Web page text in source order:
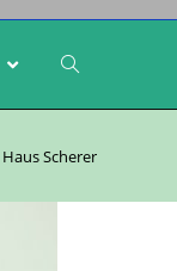
Haus Scherer